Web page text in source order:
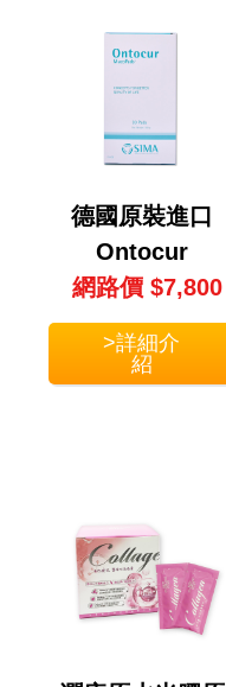
德國原裝進口
Ontocur
MucoPads 漱口
妥 (30包裝)
網路價 $7,800
>詳細介
紹